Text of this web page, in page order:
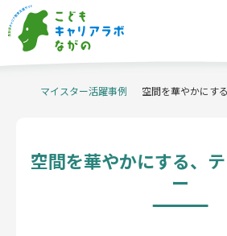
当サイトについて
職業体験支援コーディネーター
マイスター活躍事例 空間を華やかにす
空間を華やかにする、
ー